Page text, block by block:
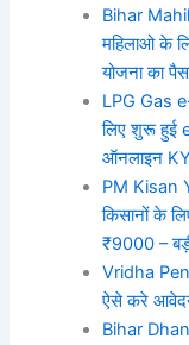
Bihar
महिलाओ के
योजना का
LPG Gas
लिए शुरू हुई
ऑनलाइन
PM Kisan
किसानों के
₹9000 –
Vridha
ऐसे करे
Bihar